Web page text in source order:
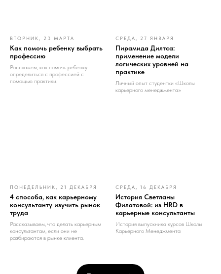
ВТОРНИК, 23 МАРТА
Как помочь ребенку выбрать
профессию
Расскажем, как помочь ребенку
определиться с профессией с
помощью практики.
СРЕДА, 27 ЯНВАРЯ
Пирамида Дилтса:
применение модели
логических уровней на
практике
Личный опыт студентки «Школы
карьерного менеджмента»
ПОНЕДЕЛЬНИК, 21 ДЕКАБРЯ
4 способа, как карьерному
консультанту изучить рынок
труда
Рассказываем, что делать карьерным
консультантам, если они не
разбираются в рынке клиента.
СРЕДА, 16 ДЕКАБРЯ
История Светланы
Филатовой: из HRD в
карьерные консультанты
История выпускника курсов Школы
Карьерного Менеджмента